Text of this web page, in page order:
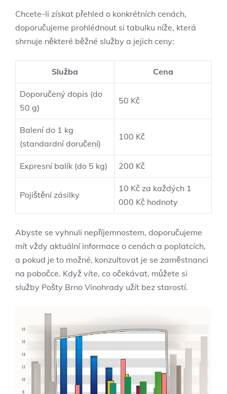
Chcete-li získat přehled o konkrétních cenách,
doporučujeme prohlédnout ⁢si tabulku níže, která
shrnuje některé běžné služby a ​jejich‌ ceny:
Služba Cena
Doporučený dopis (do
50 g)
50 Kč
Balení do 1 kg
(standardní doručení)
100 ⁤Kč
Expresní balík (do 5 kg) 200 Kč
Pojištění‍ zásilky
10 Kč⁤ za každých 1
000 Kč hodnoty
Abyste se vyhnuli ‍nepříjemnostem, doporučujeme
mít vždy aktuální⁤ informace o cenách a poplatcích, ​
a pokud je to možné, konzultovat je se zaměstnanci
na ‌pobočce. Když víte, co očekávat, můžete si
služby Pošty Brno Vinohrady užít bez starostí.